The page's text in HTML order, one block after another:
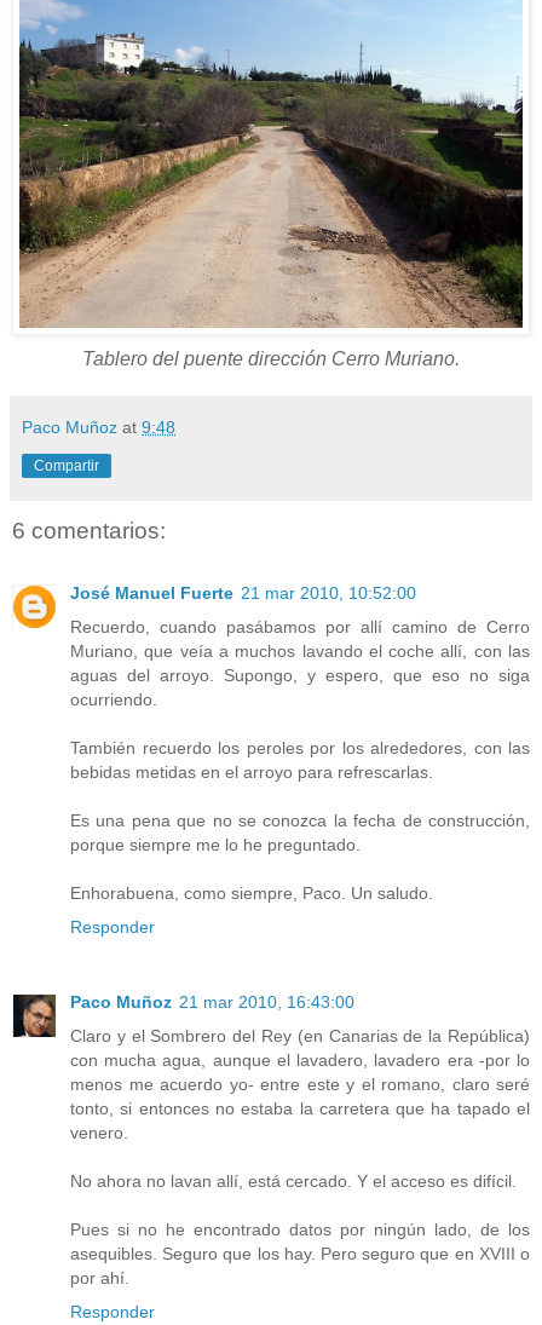
Tablero del puente dirección Cerro Muriano.
Paco Muñoz at 9:48
Compartir
6 comentarios:
José Manuel Fuerte 21 mar 2010, 10:52:00
Recuerdo, cuando pasábamos por allí camino de Cerro
Muriano, que veía a muchos lavando el coche allí, con las
aguas del arroyo. Supongo, y espero, que eso no siga
ocurriendo.
También recuerdo los peroles por los alrededores, con las
bebidas metidas en el arroyo para refrescarlas.
Es una pena que no se conozca la fecha de construcción,
porque siempre me lo he preguntado.
Enhorabuena, como siempre, Paco. Un saludo.
Responder
Paco Muñoz 21 mar 2010, 16:43:00
Claro y el Sombrero del Rey (en Canarias de la República)
con mucha agua, aunque el lavadero, lavadero era -por lo
menos me acuerdo yo- entre este y el romano, claro seré
tonto, si entonces no estaba la carretera que ha tapado el
venero.
No ahora no lavan allí, está cercado. Y el acceso es difícil.
Pues si no he encontrado datos por ningún lado, de los
asequibles. Seguro que los hay. Pero seguro que en XVIII o
por ahí.
Responder